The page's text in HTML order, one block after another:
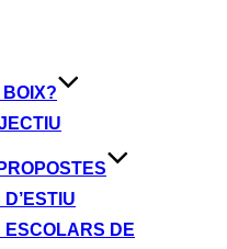
BOIX?
ESCOLARS DE